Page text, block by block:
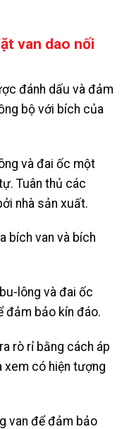
van dao nối
đánh dấu và đảm
bộ với bích của
và đai ốc một
Tuân thủ các
nhà sản xuất.
bích van và bích
lông và đai ốc
đảm bảo kín đáo.
rò rỉ bằng cách áp
xem có hiện tượng
van để đảm bảo